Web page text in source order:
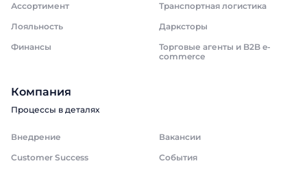
Ассортимент
Транспортная логистика
Лояльность
Дарксторы
Финансы
Торговые агенты и B2B e-
commerce
Компания
Процессы в деталях
Внедрение
Вакансии
Customer Success
События